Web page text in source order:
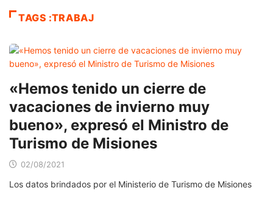
TAGS :TRABAJ
«Hemos tenido un cierre de
vacaciones de invierno muy
bueno», expresó el Ministro de
Turismo de Misiones
02/08/2021
Los datos brindados por el Ministerio de Turismo de Misiones